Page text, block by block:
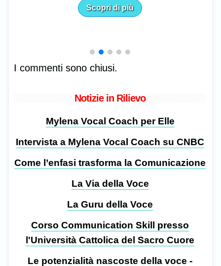
Scopri di più
I commenti sono chiusi.
Notizie in Rilievo
Mylena Vocal Coach per Elle
Intervista a Mylena Vocal Coach su CNBC
Come l’enfasi trasforma la Comunicazione
La Via della Voce
La Guru della Voce
Corso Communication Skill presso
l'Università Cattolica del Sacro Cuore
Le potenzialità nascoste della voce -